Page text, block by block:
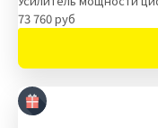
73 760 руб